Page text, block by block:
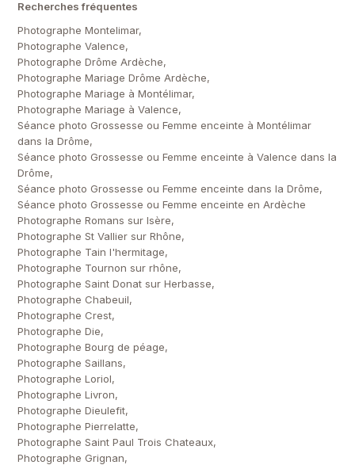
Recherches fréquentes
Photographe Montelimar,
Photographe Valence,
Photographe Drôme Ardèche,
Photographe Mariage Drôme Ardèche,
Photographe Mariage à Montélimar,
Photographe Mariage à Valence,
Séance photo Grossesse ou Femme enceinte à Montélimar
dans la Drôme,
Séance photo Grossesse ou Femme enceinte à Valence dans la
Drôme,
Séance photo Grossesse ou Femme enceinte dans la Drôme,
Séance photo Grossesse ou Femme enceinte en Ardèche
Photographe Romans sur Isère,
Photographe St Vallier sur Rhône,
Photographe Tain l'hermitage,
Photographe Tournon sur rhône,
Photographe Saint Donat sur Herbasse,
Photographe Chabeuil,
Photographe Crest,
Photographe Die,
Photographe Bourg de péage,
Photographe Saillans,
Photographe Loriol,
Photographe Livron,
Photographe Dieulefit,
Photographe Pierrelatte,
Photographe Saint Paul Trois Chateaux,
Photographe Grignan,